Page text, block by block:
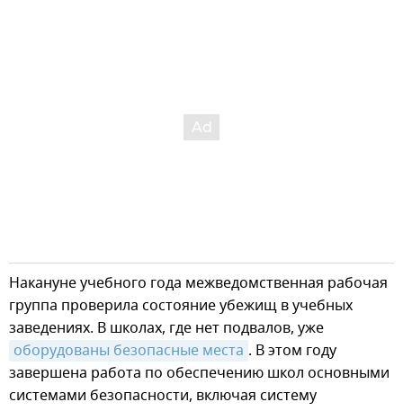
Накануне учебного года межведомственная рабочая
группа проверила состояние убежищ в учебных
заведениях. В школах, где нет подвалов, уже
оборудованы безопасные места . В этом году
завершена работа по обеспечению школ основными
системами безопасности, включая систему